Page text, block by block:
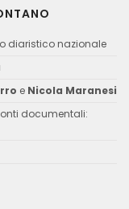
diaristico nazionale
e Nicola Maranesi
documentali: